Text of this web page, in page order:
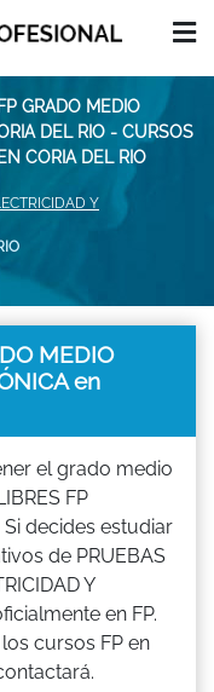
GRADO MEDIO
DEL RIO - CURSOS
CORIA DEL RIO
Y
MEDIO
en
el grado medio
FP
Si decides estudiar
de PRUEBAS
Y
en FP.
los cursos FP en